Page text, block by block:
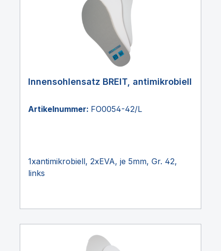
Innensohlensatz BREIT, antimikrobiell
Artikelnummer: FO0054-42/L
1xantimikrobiell, 2xEVA, je 5mm, Gr. 42,
links